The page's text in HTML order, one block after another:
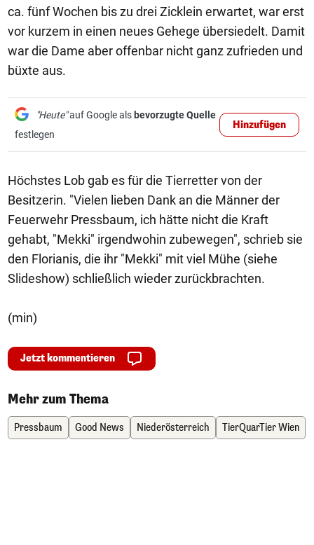
ca. fünf Wochen bis zu drei Zicklein erwartet, war erst
vor kurzem in einen neues Gehege übersiedelt. Damit
war die Dame aber offenbar nicht ganz zufrieden und
büxte aus.
"Heute"auf Google als bevorzugte Quelle
festlegen
Hinzufügen
Höchstes Lob gab es für die Tierretter von der
Besitzerin. "Vielen lieben Dank an die Männer der
Feuerwehr Pressbaum, ich hätte nicht die Kraft
gehabt, "Mekki" irgendwohin zubewegen", schrieb sie
den Florianis, die ihr "Mekki" mit viel Mühe (siehe
Slideshow) schließlich wieder zurückbrachten.
(min)
Jetzt kommentieren
Mehr zum Thema
Pressbaum Good News Niederösterreich TierQuarTier Wien